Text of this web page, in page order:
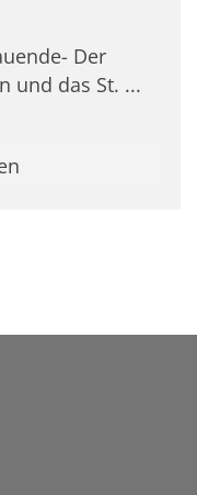
Der
und das St. ...